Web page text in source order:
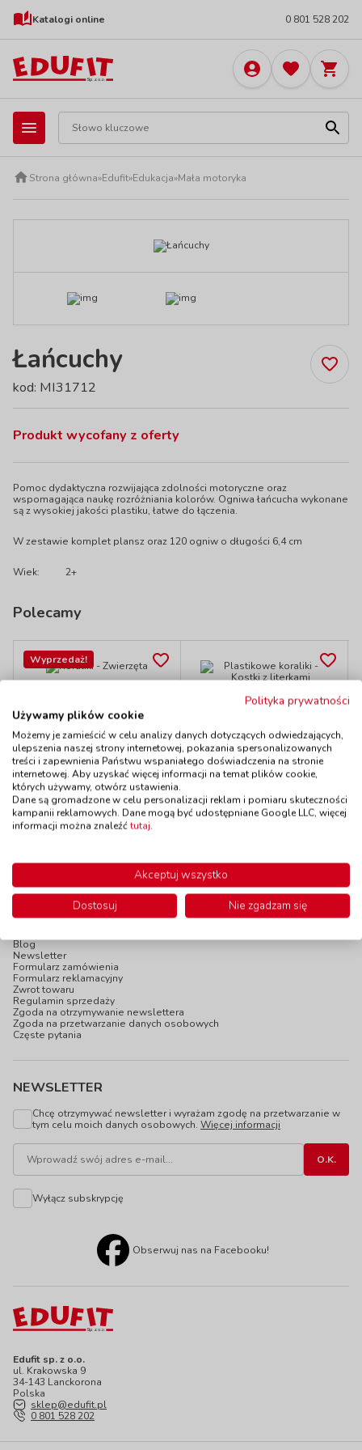
Katalogi online 0 801 528 202
Strona główna»Edufit»Edukacja»Mała motoryka
Łańcuchy
kod: MI31712
Produkt wycofany z oferty
Pomoc dydaktyczna rozwijająca zdolności motoryczne oraz
wspomagająca naukę rozróżniania kolorów. Ogniwa łańcucha wykonane
są z wysokiej jakości plastiku, łatwe do łączenia.
W zestawie komplet plansz oraz 120 ogniw o długości 6,4 cm
Wiek: 2+
Polecamy
Wyprzedaż!
DostępnośćW magazynie
do 7 dni
W magazynie: 11 szt.
51,90 zł z VAT
Do koszyka
Plastikowe koraliki
- Kostki z literkami
DostępnośćW magazynie
5 szt.
do 5 dni
20,90 zł
Do koszyka
Edufit sp. z o.o.
ul. Krakowska 9
34-143 Lanckorona
Polska
sklep@edufit.pl
0 801 528 202
INFOPANEL
Blog
Newsletter
Formularz zamówienia
Formularz reklamacyjny
Zwrot towaru
Regulamin sprzedaży
Zgoda na otrzymywanie newslettera
Zgoda na przetwarzanie danych osobowych
Częste pytania
NEWSLETTER
Chcę otrzymywać newsletter i wyrażam zgodę na przetwarzanie w
tym celu moich danych osobowych. Więcej informacji
Wyłącz subskrypcję
Obserwuj nas na Facebooku!
Polityka prywatności
Używamy plików cookie
Możemy je zamieścić w celu analizy danych dotyczących odwiedzających,
ulepszenia naszej strony internetowej, pokazania spersonalizowanych
treści i zapewnienia Państwu wspaniałego doświadczenia na stronie
internetowej. Aby uzyskać więcej informacji na temat plików cookie,
których używamy, otwórz ustawienia.
Dane są gromadzone w celu personalizacji reklam i pomiaru skuteczności
kampanii reklamowych. Dane mogą być udostępniane Google LLC, więcej
informacji można znaleźćtutaj.
Akceptuj wszystko
Dostosuj
Nie zgadzam się